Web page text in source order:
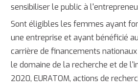
sensibiliser le public à
Sont éligibles les femmes ayant
une entreprise et ayant bénéficié
carrière de financements
le domaine de la recherche et de
2020, EURATOM, actions de